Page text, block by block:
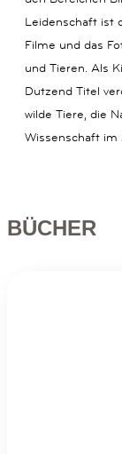
(0)
89
15
Leidenschaft ist
Filme und das
und Tieren. Als
Dutzend Titel
wilde Tiere, die
Wissenschaft
BÜCHER